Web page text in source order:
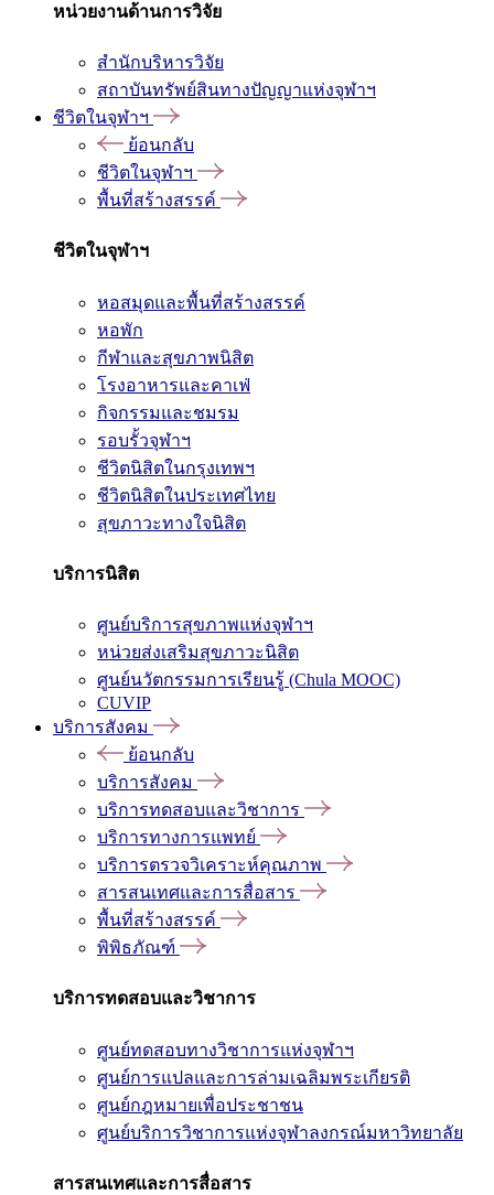
หน่วยงานด้านการวิจัย
สำนักบริหารวิจัย
สถาบันทรัพย์สินทางปัญญาแห่งจุฬาฯ
ชีวิตในจุฬาฯ
ย้อนกลับ
ชีวิตในจุฬาฯ
พื้นที่สร้างสรรค์
ชีวิตในจุฬาฯ
หอสมุดและพื้นที่สร้างสรรค์
หอพัก
กีฬาและสุขภาพนิสิต
โรงอาหารและคาเฟ่
กิจกรรมและชมรม
รอบรั้วจุฬาฯ
ชีวิตนิสิตในกรุงเทพฯ
ชีวิตนิสิตในประเทศไทย
สุขภาวะทางใจนิสิต
บริการนิสิต
ศูนย์บริการสุขภาพแห่งจุฬาฯ
หน่วยส่งเสริมสุขภาวะนิสิต
ศูนย์นวัตกรรมการเรียนรู้ (Chula MOOC)
CUVIP
บริการสังคม
ย้อนกลับ
บริการสังคม
บริการทดสอบและวิชาการ
บริการทางการแพทย์
บริการตรวจวิเคราะห์คุณภาพ
สารสนเทศและการสื่อสาร
พื้นที่สร้างสรรค์
พิพิธภัณฑ์
บริการทดสอบและวิชาการ
ศูนย์ทดสอบทางวิชาการแห่งจุฬาฯ
ศูนย์การแปลและการล่ามเฉลิมพระเกียรติ
ศูนย์กฎหมายเพื่อประชาชน
ศูนย์บริการวิชาการแห่งจุฬาลงกรณ์มหาวิทยาลัย
สารสนเทศและการสื่อสาร